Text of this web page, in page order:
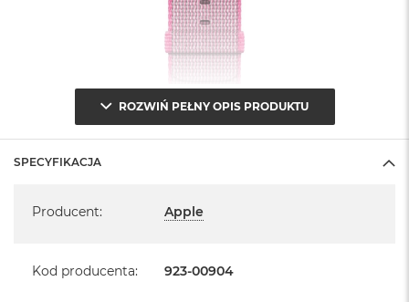
B
o
k
N
5
B
ROZWIŃ PEŁNY OPIS PRODUKTU
SPECYFIKACJA
Producent: Apple
Kod producenta: 923-00904